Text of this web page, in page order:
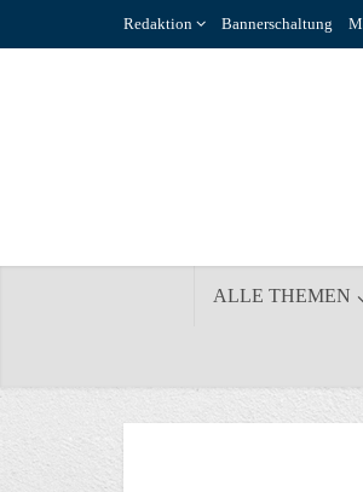
Redaktion Bannerschaltung
ALLE THEMEN